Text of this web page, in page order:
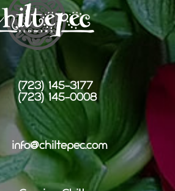
(723) 145-3177
(723) 145-0008
info@chiltepec.com